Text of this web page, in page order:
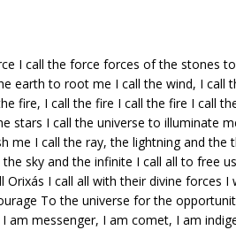
I call the force forces of the stones
earth to root me I call the wind, I call
fire, I call the fire I call the fire I call
stars I call the universe to illuminate
me I call the ray, the lightning and the
sky and the infinite I call all to free
Orixás I call all with their divine forces
To the universe for the
I am messenger, I am comet, I am